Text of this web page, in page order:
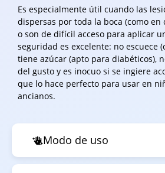
Modo de uso
Es especialmente útil cuando las
dispersas por toda la boca (como en
o son de difícil acceso para aplicar
seguridad es excelente: no escuece
tiene azúcar (apto para diabéticos),
del gusto y es inocuo si se ingiere
que lo hace perfecto para usar en
ancianos.